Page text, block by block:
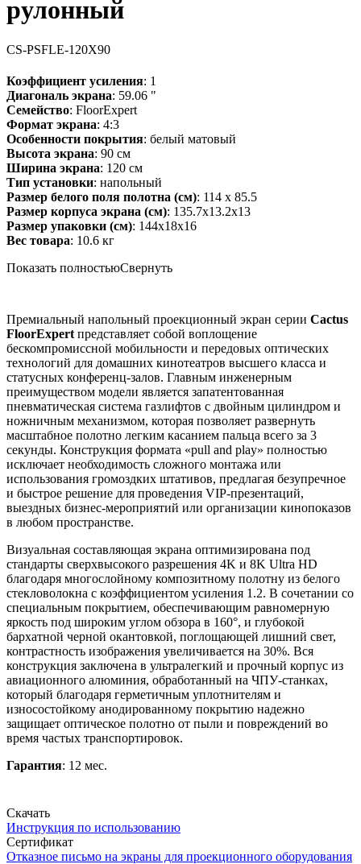
рулонный
CS-PSFLE-120X90
Коэффициент усиления: 1
Диагональ экрана: 59.06 "
Семейство: FloorExpert
Формат экрана: 4:3
Особенности покрытия: белый матовый
Высота экрана: 90 см
Ширина экрана: 120 см
Тип установки: напольный
Размер белого поля полотна (см): 114 x 85.5
Размер корпуса экрана (см): 135.7x13.2x13
Размер упаковки (см): 144x18x16
Вес товара: 10.6 кг
Показать полностьюСвернуть
Премиальный напольный проекционный экран серии Cactus
FloorExpert представляет собой воплощение
бескомпромиссной мобильности и передовых оптических
технологий для домашних кинотеатров высшего класса и
статусных конференц-залов. Главным инженерным
преимуществом модели является запатентованная
пневматическая система газлифтов с двойным цилиндром и
ножничным механизмом, которая позволяет развернуть
масштабное полотно легким касанием пальца всего за 3
секунды. Конструкция формата «pull and play» полностью
исключает необходимость сложного монтажа или
использования громоздких штативов, предлагая безупречное
и быстрое решение для проведения VIP-презентаций,
выездных бизнес-мероприятий или организации кинопоказов
в любом пространстве.
Визуальная составляющая экрана оптимизирована под
стандарты сверхвысокого разрешения 4K и 8K Ultra HD
благодаря многослойному композитному полотну из белого
стекловолокна с коэффициентом усиления 1.2. В сочетании со
специальным покрытием, обеспечивающим равномерную
яркость под широким углом обзора в 160°, и глубокой
бархатной черной окантовкой, поглощающей лишний свет,
контрастность изображения увеличивается на 30%. Вся
конструкция заключена в ультралегкий и прочный корпус из
авиационного алюминия, обработанный на ЧПУ-станках,
который благодаря герметичным уплотнителям и
износостойкому анодированному покрытию надежно
защищает оптическое полотно от пыли и повреждений во
время частых транспортировок.
Гарантия: 12 мес.
Скачать
Инструкция по использованию
Сертификат
Отказное письмо на экраны для проекционного оборудования